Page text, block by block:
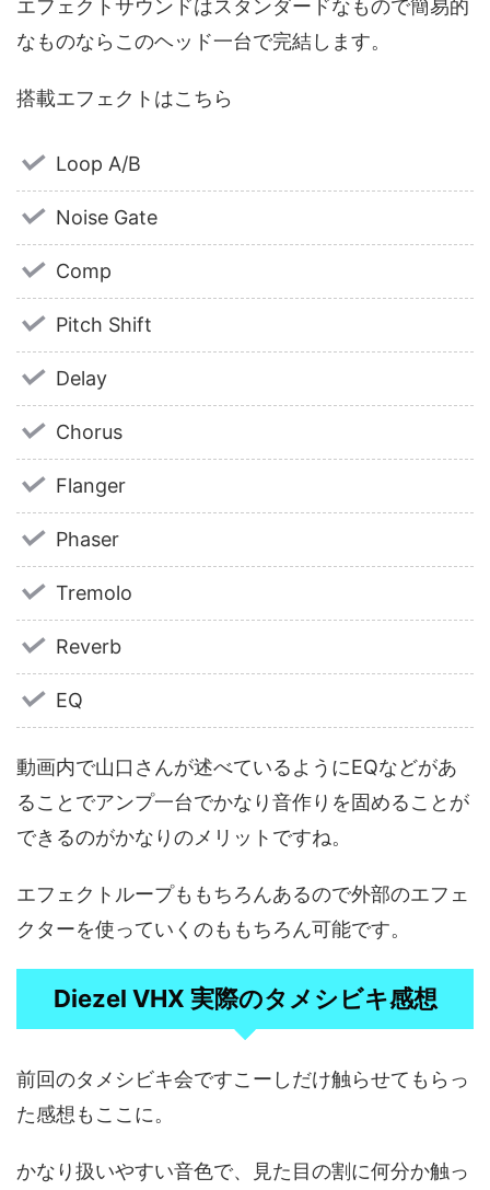
エフェクトサウンドはスタンダードなもので簡易的
なものならこのヘッド一台で完結します。
搭載エフェクトはこちら
Loop A/B
Noise Gate
Comp
Pitch Shift
Delay
Chorus
Flanger
Phaser
Tremolo
Reverb
EQ
動画内で山口さんが述べているようにEQなどがあ
ることでアンプ一台でかなり音作りを固めることが
できるのがかなりのメリットですね。
エフェクトループももちろんあるので外部のエフェ
クターを使っていくのももちろん可能です。
Diezel VHX 実際のタメシビキ感想
前回のタメシビキ会ですこーしだけ触らせてもらっ
た感想もここに。
かなり扱いやすい音色で、見た目の割に何分か触っ